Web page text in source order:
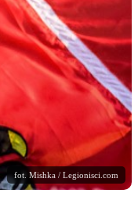
fot. Mishka / Legionisci.com